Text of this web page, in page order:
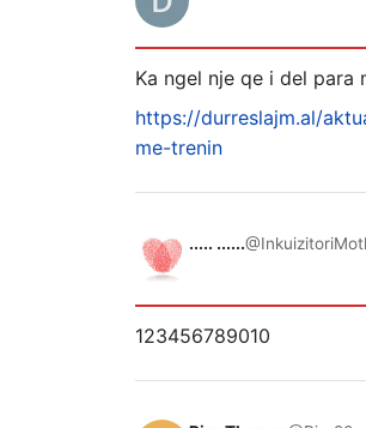
Ka ngel nje qe i del para
https://durreslajm.al/
me-trenin
..... ......
123456789010